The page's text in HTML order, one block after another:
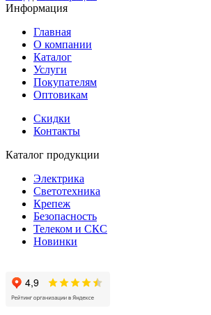
Информация
Главная
О компании
Каталог
Услуги
Покупателям
Оптовикам
Скидки
Контакты
Каталог продукции
Электрика
Светотехника
Крепеж
Безопасность
Телеком и СКС
Новинки